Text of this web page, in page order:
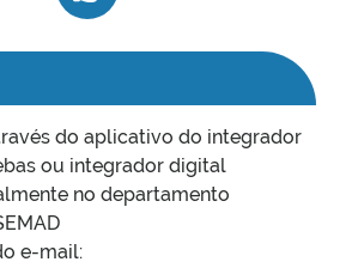
do aplicativo do integrador
ou integrador digital
no departamento
e-mail: